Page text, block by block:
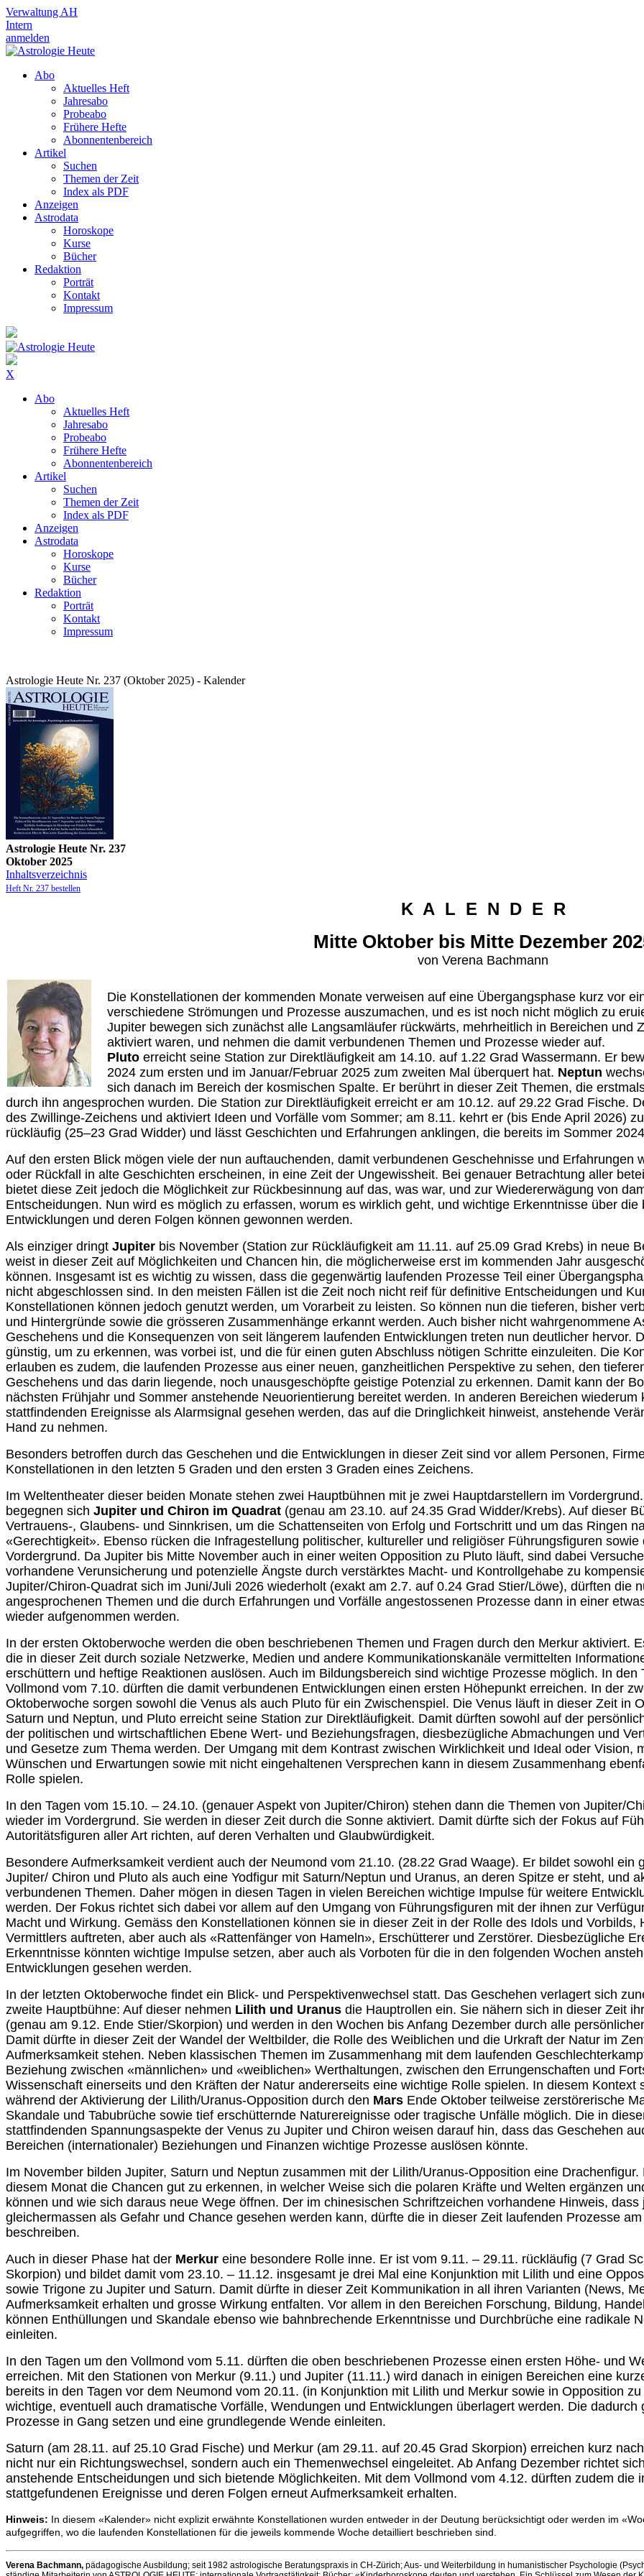
Verwaltung AH
Intern
anmelden
Abo
Aktuelles Heft
Jahresabo
Probeabo
Frühere Hefte
Abonnentenbereich
Artikel
Suchen
Themen der Zeit
Index als PDF
Anzeigen
Astrodata
Horoskope
Kurse
Bücher
Redaktion
Porträt
Kontakt
Impressum
X
Abo
Aktuelles Heft
Jahresabo
Probeabo
Frühere Hefte
Abonnentenbereich
Artikel
Suchen
Themen der Zeit
Index als PDF
Anzeigen
Astrodata
Horoskope
Kurse
Bücher
Redaktion
Porträt
Kontakt
Impressum
Astrologie Heute Nr. 237 (Oktober 2025) - Kalender
Astrologie Heute Nr. 237
Oktober 2025
Inhaltsverzeichnis
Heft Nr. 237 bestellen
K A L E N D E R
Mitte Oktober bis Mitte Dezember
von Verena Bachmann
Die Konstellationen der kommenden Monate verweisen auf eine Übergangsphase kurz vor
verschiedene Strömungen und Prozesse auszumachen, und es ist noch nicht möglich zu
Jupiter bewegen sich zunächst alle Langsamläufer rückwärts, mehrheitlich in Bereichen und
aktiviert waren, und nehmen die damit verbundenen Themen und Prozesse wieder auf.
Pluto erreicht seine Station zur Direktläufigkeit am 14.10. auf 1.22 Grad Wassermann. Er
2024 zum ersten und im Januar/Februar 2025 zum zweiten Mal überquert hat. Neptun
sich danach im Bereich der kosmischen Spalte. Er berührt in dieser Zeit Themen, die
durch ihn angesprochen wurden. Die Station zur Direktläufigkeit erreicht er am 10.12. auf 29.22 Grad Fische.
des Zwillinge-Zeichens und aktiviert Ideen und Vorfälle vom Sommer; am 8.11. kehrt er (bis Ende April 2026)
rückläufig (25–23 Grad Widder) und lässt Geschichten und Erfahrungen anklingen, die bereits im Sommer
Auf den ersten Blick mögen viele der nun auftauchenden, damit verbundenen Geschehnisse und Erfahrungen
oder Rückfall in alte Geschichten erscheinen, in eine Zeit der Ungewissheit. Bei genauer Betrachtung aller
bietet diese Zeit jedoch die Möglichkeit zur Rückbesinnung auf das, was war, und zur Wiedererwägung von
Entscheidungen. Nun wird es möglich zu erfassen, worum es wirklich geht, und wichtige Erkenntnisse über die
Entwicklungen und deren Folgen können gewonnen werden.
Als einziger dringt Jupiter bis November (Station zur Rückläufigkeit am 11.11. auf 25.09 Grad Krebs) in neue
weist in dieser Zeit auf Möglichkeiten und Chancen hin, die möglicherweise erst im kommenden Jahr
können. Insgesamt ist es wichtig zu wissen, dass die gegenwärtig laufenden Prozesse Teil einer
nicht abgeschlossen sind. In den meisten Fällen ist die Zeit noch nicht reif für definitive Entscheidungen und
Konstellationen können jedoch genutzt werden, um Vorarbeit zu leisten. So können nun die tieferen, bisher
und Hintergründe sowie die grösseren Zusammenhänge erkannt werden. Auch bisher nicht wahrgenommene
Geschehens und die Konsequenzen von seit längerem laufenden Entwicklungen treten nun deutlicher hervor.
günstig, um zu erkennen, was vorbei ist, und die für einen guten Abschluss nötigen Schritte einzuleiten. Die
erlauben es zudem, die laufenden Prozesse aus einer neuen, ganzheitlichen Perspektive zu sehen, den
Geschehens und das darin liegende, noch unausgeschöpfte geistige Potenzial zu erkennen. Damit kann der
nächsten Frühjahr und Sommer anstehende Neuorientierung bereitet werden. In anderen Bereichen wiederum
stattfindenden Ereignisse als Alarmsignal gesehen werden, das auf die Dringlichkeit hinweist, anstehende
Hand zu nehmen.
Besonders betroffen durch das Geschehen und die Entwicklungen in dieser Zeit sind vor allem Personen,
Konstellationen in den letzten 5 Graden und den ersten 3 Graden eines Zeichens.
Im Weltentheater dieser beiden Monate stehen zwei Hauptbühnen mit je zwei Hauptdarstellern im
begegnen sich Jupiter und Chiron im Quadrat (genau am 23.10. auf 24.35 Grad Widder/Krebs). Auf dieser
Vertrauens-, Glaubens- und Sinnkrisen, um die Schattenseiten von Erfolg und Fortschritt und um das Ringen
«Gerechtigkeit». Ebenso rücken die Infragestellung politischer, kultureller und religiöser Führungsfiguren sowie
Vordergrund. Da Jupiter bis Mitte November auch in einer weiten Opposition zu Pluto läuft, sind dabei
vorhandene Verunsicherung und potenzielle Ängste durch verstärktes Macht- und Kontrollgehabe zu
Jupiter/Chiron-Quadrat sich im Juni/Juli 2026 wiederholt (exakt am 2.7. auf 0.24 Grad Stier/Löwe), dürften die
angesprochenen Themen und die durch Erfahrungen und Vorfälle angestossenen Prozesse dann in einer
wieder aufgenommen werden.
In der ersten Oktoberwoche werden die oben beschriebenen Themen und Fragen durch den Merkur aktiviert.
die in dieser Zeit durch soziale Netzwerke, Medien und andere Kommunikationskanäle vermittelten
erschüttern und heftige Reaktionen auslösen. Auch im Bildungsbereich sind wichtige Prozesse möglich. In den
Vollmond vom 7.10. dürften die damit verbundenen Entwicklungen einen ersten Höhepunkt erreichen. In der
Oktoberwoche sorgen sowohl die Venus als auch Pluto für ein Zwischenspiel. Die Venus läuft in dieser Zeit in
Saturn und Neptun, und Pluto erreicht seine Station zur Direktläufigkeit. Damit dürften sowohl auf der
der politischen und wirtschaftlichen Ebene Wert- und Beziehungsfragen, diesbezügliche Abmachungen und
und Gesetze zum Thema werden. Der Umgang mit dem Kontrast zwischen Wirklichkeit und Ideal oder Vision,
Wünschen und Erwartungen sowie mit nicht eingehaltenen Versprechen kann in diesem Zusammenhang
Rolle spielen.
In den Tagen vom 15.10. – 24.10. (genauer Aspekt von Jupiter/Chiron) stehen dann die Themen von Jupiter/
wieder im Vordergrund. Sie werden in dieser Zeit durch die Sonne aktiviert. Damit dürfte sich der Fokus auf
Autoritätsfiguren aller Art richten, auf deren Verhalten und Glaubwürdigkeit.
Besondere Aufmerksamkeit verdient auch der Neumond vom 21.10. (28.22 Grad Waage). Er bildet sowohl ein
Jupiter/ Chiron und Pluto als auch eine Yodfigur mit Saturn/Neptun und Uranus, an deren Spitze er steht, und
verbundenen Themen. Daher mögen in diesen Tagen in vielen Bereichen wichtige Impulse für weitere
werden. Der Fokus richtet sich dabei vor allem auf den Umgang von Führungsfiguren mit der ihnen zur
Macht und Wirkung. Gemäss den Konstellationen können sie in dieser Zeit in der Rolle des Idols und Vorbilds,
Vermittlers auftreten, aber auch als «Rattenfänger von Hameln», Erschütterer und Zerstörer. Diesbezügliche
Erkenntnisse könnten wichtige Impulse setzen, aber auch als Vorboten für die in den folgenden Wochen
Entwicklungen gesehen werden.
In der letzten Oktoberwoche findet ein Blick- und Perspektivenwechsel statt. Das Geschehen verlagert sich
zweite Hauptbühne: Auf dieser nehmen Lilith und Uranus die Hauptrollen ein. Sie nähern sich in dieser Zeit
(genau am 9.12. Ende Stier/Skorpion) und werden in den Wochen bis Anfang Dezember durch alle
Damit dürfte in dieser Zeit der Wandel der Weltbilder, die Rolle des Weiblichen und die Urkraft der Natur im
Aufmerksamkeit stehen. Neben klassischen Themen im Zusammenhang mit dem laufenden
Beziehung zwischen «männlichen» und «weiblichen» Werthaltungen, zwischen den Errungenschaften und
Wissenschaft einerseits und den Kräften der Natur andererseits eine wichtige Rolle spielen. In diesem Kontext
während der Aktivierung der Lilith/Uranus-Opposition durch den Mars Ende Oktober teilweise zerstörerische
Skandale und Tabubrüche sowie tief erschütternde Naturereignisse oder tragische Unfälle möglich. Die in
stattfindenden Spannungsaspekte der Venus zu Jupiter und Chiron weisen darauf hin, dass das Geschehen
Bereichen (internationaler) Beziehungen und Finanzen wichtige Prozesse auslösen könnte.
Im November bilden Jupiter, Saturn und Neptun zusammen mit der Lilith/Uranus-Opposition eine Drachenfigur.
diesem Monat die Chancen gut zu erkennen, in welcher Weise sich die polaren Kräfte und Welten ergänzen
können und wie sich daraus neue Wege öffnen. Der im chinesischen Schriftzeichen vorhandene Hinweis, dass
gleichermassen als Gefahr und Chance gesehen werden kann, dürfte die in dieser Zeit laufenden Prozesse
beschreiben.
Auch in dieser Phase hat der Merkur eine besondere Rolle inne. Er ist vom 9.11. – 29.11. rückläufig (7 Grad
Skorpion) und bildet damit vom 23.10. – 11.12. insgesamt je drei Mal eine Konjunktion mit Lilith und eine
sowie Trigone zu Jupiter und Saturn. Damit dürfte in dieser Zeit Kommunikation in all ihren Varianten (News,
Aufmerksamkeit erhalten und grosse Wirkung entfalten. Vor allem in den Bereichen Forschung, Bildung,
können Enthüllungen und Skandale ebenso wie bahnbrechende Erkenntnisse und Durchbrüche eine radikale
einleiten.
In den Tagen um den Vollmond vom 5.11. dürften die oben beschriebenen Prozesse einen ersten Höhe- und
erreichen. Mit den Stationen von Merkur (9.11.) und Jupiter (11.11.) wird danach in einigen Bereichen eine
bereits in den Tagen vor dem Neumond vom 20.11. (in Konjunktion mit Lilith und Merkur sowie in Opposition
wichtige, eventuell auch dramatische Vorfälle, Wendungen und Entwicklungen überlagert werden. Die
Prozesse in Gang setzen und eine grundlegende Wende einleiten.
Saturn (am 28.11. auf 25.10 Grad Fische) und Merkur (am 29.11. auf 20.45 Grad Skorpion) erreichen kurz
nicht nur ein Richtungswechsel, sondern auch ein Themenwechsel eingeleitet. Ab Anfang Dezember richtet
anstehende Entscheidungen und sich bietende Möglichkeiten. Mit dem Vollmond vom 4.12. dürften zudem die
stattgefundenen Ereignisse und deren Folgen erneut Aufmerksamkeit erhalten.
Hinweis: In diesem «Kalender» nicht explizit erwähnte Konstellationen wurden entweder in der Deutung berücksichtigt oder werden im
aufgegriffen, wo die laufenden Konstellationen für die jeweils kommende Woche detailliert beschrieben sind.
Verena Bachmann, pädagogische Ausbildung; seit 1982 astrologische Beratungspraxis in CH-Zürich; Aus- und Weiterbildung in humanistischer Psychologie